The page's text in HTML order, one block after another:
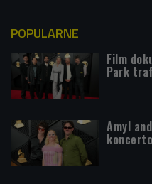
POPULARNE
Film
Park
Amyl